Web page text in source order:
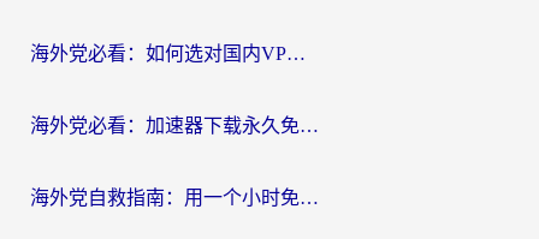
海外党必看：如何选对国内VPN，实现无缝访问国内资源？
海外党必看：加速器下载永久免费版真的存在吗？教你无缝访问国内资源的正确姿势
海外党自救指南：用一个小时免费加速器，轻松打破国内资源访问壁垒？